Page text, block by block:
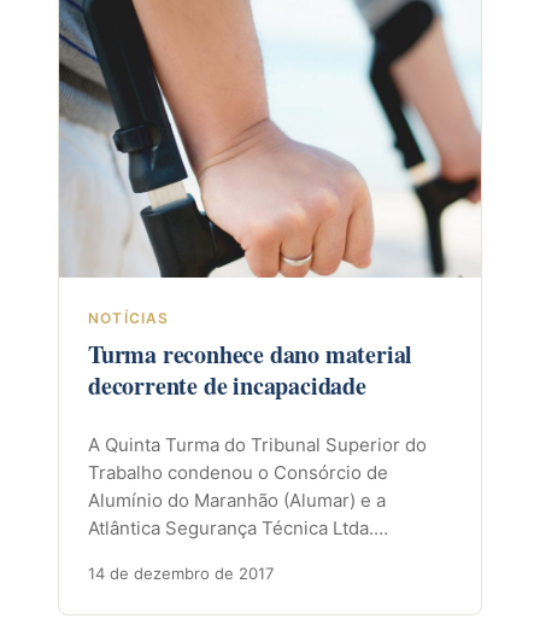
NOTÍCIAS
Turma reconhece dano material
decorrente de incapacidade
A Quinta Turma do Tribunal Superior do
Trabalho condenou o Consórcio de
Alumínio do Maranhão (Alumar) e a
Atlântica Segurança Técnica Ltda.…
14 de dezembro de 2017